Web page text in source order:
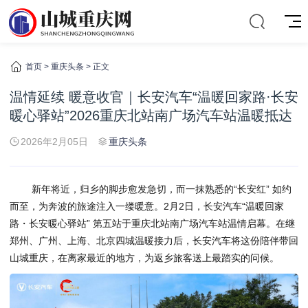
首页 > 重庆头条 > 正文
温情延续 暖意收官｜长安汽车“温暖回家路·长安
暖心驿站”2026重庆北站南广场汽车站温暖抵达
2026年2月05日 重庆头条
新年将近，归乡的脚步愈发急切，而一抹熟悉的“长安红” 如约
而至，为奔波的旅途注入一缕暖意。2月2日，长安汽车“温暖回家
路・长安暖心驿站” 第五站于重庆北站南广场汽车站温情启幕。在继
郑州、广州、上海、北京四城温暖接力后，长安汽车将这份陪伴带回
山城重庆，在离家最近的地方，为返乡旅客送上最踏实的问候。